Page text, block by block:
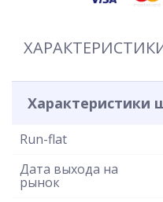
Характеристики
Run-flat
Дата выхода на
рынок